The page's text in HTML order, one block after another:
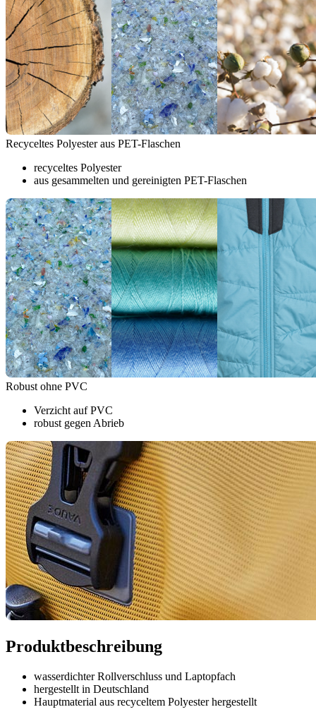
Recyceltes Polyester aus PET-Flaschen
recyceltes Polyester
aus gesammelten und gereinigten PET-Flaschen
Robust ohne PVC
Verzicht auf PVC
robust gegen Abrieb
Produktbeschreibung
wasserdichter Rollverschluss und Laptopfach
hergestellt in Deutschland
Hauptmaterial aus recyceltem Polyester hergestellt